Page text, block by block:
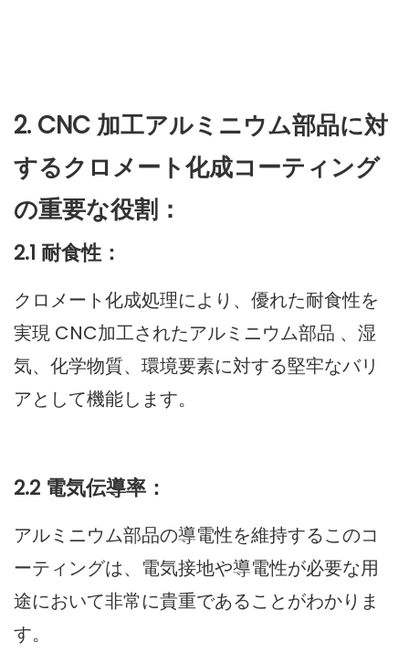
2. CNC 加工アルミニウム部品に対
するクロメート化成コーティング
の重要な役割：
2.1 耐食性：
クロメート化成処理により、優れた耐食性を
実現 CNC加工されたアルミニウム部品 、湿
気、化学物質、環境要素に対する堅牢なバリ
アとして機能します。
2.2 電気伝導率：
アルミニウム部品の導電性を維持するこのコ
ーティングは、電気接地や導電性が必要な用
途において非常に貴重であることがわかりま
す。